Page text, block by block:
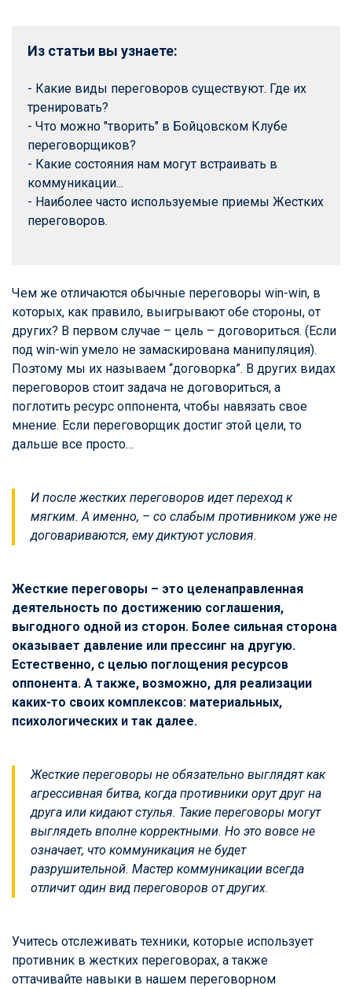
Из статьи вы узнаете:
- Какие виды переговоров существуют. Где их
тренировать?
- Что можно "творить" в Бойцовском Клубе
переговорщиков?
- Какие состояния нам могут встраивать в
коммуникации...
- Наиболее часто используемые приемы Жестких
переговоров.
Чем же отличаются обычные переговоры win-win, в
которых, как правило, выигрывают обе стороны, от
других? В первом случае – цель – договориться. (Если
под win-win умело не замаскирована манипуляция).
Поэтому мы их называем “договорка”. В других видах
переговоров стоит задача не договориться, а
поглотить ресурс оппонента, чтобы навязать свое
мнение. Если переговорщик достиг этой цели, то
дальше все просто…
И после жестких переговоров идет переход к
мягким. А именно, – со слабым противником уже не
договариваются, ему диктуют условия.
Жесткие переговоры – это целенаправленная
деятельность по достижению соглашения,
выгодного одной из сторон. Более сильная сторона
оказывает давление или прессинг на другую.
Естественно, с целью поглощения ресурсов
оппонента. А также, возможно, для реализации
каких-то своих комплексов: материальных,
психологических и так далее.
Жесткие переговоры не обязательно выглядят как
агрессивная битва, когда противники орут друг на
друга или кидают стулья. Такие переговоры могут
выглядеть вполне корректными. Но это вовсе не
означает, что коммуникация не будет
разрушительной. Мастер коммуникации всегда
отличит один вид переговоров от других.
Учитесь отслеживать техники, которые использует
противник в жестких переговорах, а также
оттачивайте навыки в нашем переговорном